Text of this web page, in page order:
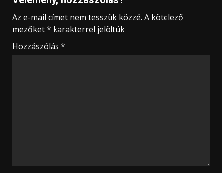
Az e-mail címet nem tesszük közzé. A kötelező
mezőket* karakterrel jelöltük
Hozzászólás *